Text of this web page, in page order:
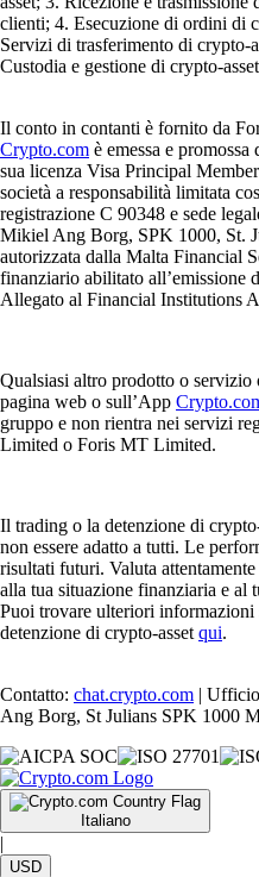
clienti; 4. Esecuzione di ordini di
Servizi di trasferimento di crypto-
Custodia e gestione di crypto-
Il conto in contanti è fornito da
Crypto.com è emessa e
sua licenza Visa Principal
società a responsabilità limitata
registrazione C 90348 e sede
Mikiel Ang Borg, SPK 1000, St.
autorizzata dalla Malta Financial
finanziario abilitato all’emissione
Allegato al Financial Institutions
Qualsiasi altro prodotto o servizio
pagina web o sull’App
gruppo e non rientra nei servizi
Limited o Foris MT Limited.
Il trading o la detenzione di
non essere adatto a tutti. Le
risultati futuri. Valuta
alla tua situazione finanziaria e
Puoi trovare ulteriori
detenzione di crypto-asset qui.
Contatto: chat.crypto.com |
Ang Borg, St Julians SPK 1000
Italiano
|
USD